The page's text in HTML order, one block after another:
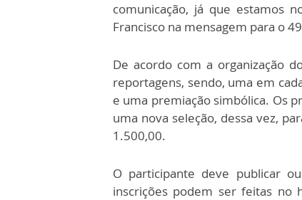
comunicação, já que estamos
Francisco na mensagem para o
De acordo com a organização
reportagens, sendo, uma em
e uma premiação simbólica. Os
uma nova seleção, dessa vez,
1.500,00.
O participante deve publicar
inscrições podem ser feitas no